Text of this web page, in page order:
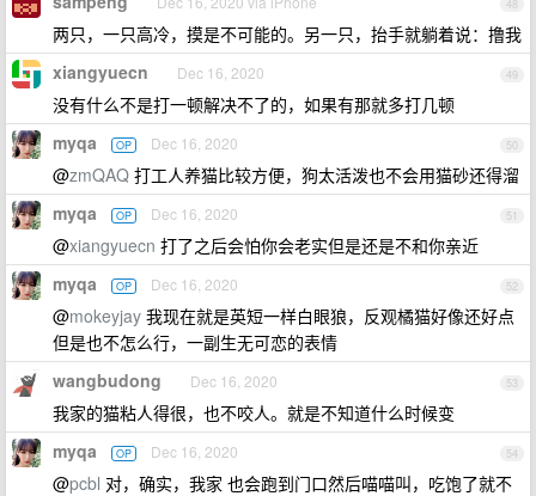
48
两只，一只高冷，摸是不可能的。另一只，抬手就躺着说：撸我
49
xiangyuecn Dec 16, 2020
没有什么不是打一顿解决不了的，如果有那就多打几顿
50
myqa OP Dec 16, 2020
@zmQAQ 打工人养猫比较方便，狗太活泼也不会用猫砂还得溜
51
myqa OP Dec 16, 2020
@xiangyuecn 打了之后会怕你会老实但是还是不和你亲近
52
myqa OP Dec 16, 2020
@mokeyjay 我现在就是英短一样白眼狼，反观橘猫好像还好点
但是也不怎么行，一副生无可恋的表情
53
wangbudong Dec 16, 2020
我家的猫粘人得很，也不咬人。就是不知道什么时候变
54
myqa OP Dec 16, 2020
@pcbl 对，确实，我家 也会跑到门口然后喵喵叫，吃饱了就不